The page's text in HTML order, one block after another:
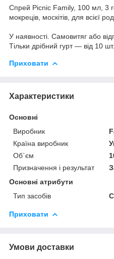
Спрей Picnic Family, 100 мл, 3
мокреців, москітів, для всієї
У наявності. Самовитяг або
Тільки дрібний гурт — від 10
Приховати
Характеристики
Основні
Виробник
Країна виробник
Об`єм
Призначення і результат
Основні атрибути
Тип засобів
Приховати
Умови доставки